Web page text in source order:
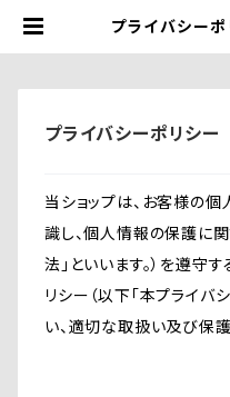
プライバシー
プライバシーポリシー
当ショップは、お客様の
識し、個人情報の保護に
法」といいます。）を遵守
リシー（以下「本プライバ
い、適切な取扱い及び保護